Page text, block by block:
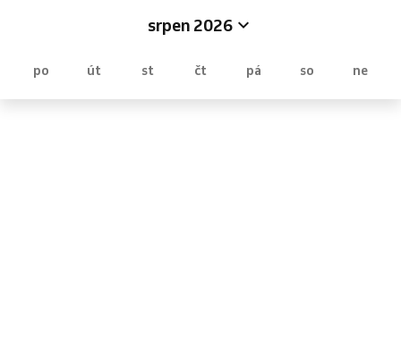
srpen 2026
po út st čt pá so ne